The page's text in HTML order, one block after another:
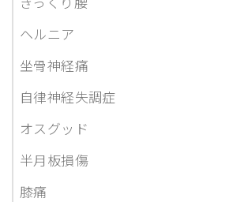
ヘルニア
坐骨神経痛
自律神経失調症
オスグッド
半月板損傷
膝痛